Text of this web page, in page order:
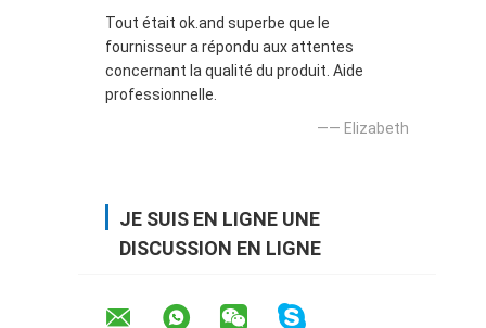
Tout était ok.and superbe que le
fournisseur a répondu aux attentes
concernant la qualité du produit. Aide
professionnelle.
—— Elizabeth
JE SUIS EN LIGNE UNE
DISCUSSION EN LIGNE